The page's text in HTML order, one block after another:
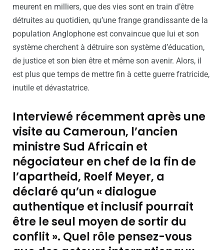
meurent en milliers, que des vies sont en train d’être
détruites au quotidien, qu’une frange grandissante de la
population Anglophone est convaincue que lui et son
système cherchent à détruire son système d’éducation,
de justice et son bien être et même son avenir. Alors, il
est plus que temps de mettre fin à cette guerre fratricide,
inutile et dévastatrice.
Interviewé récemment après une
visite au Cameroun, l’ancien
ministre Sud Africain et
négociateur en chef de la fin de
l’apartheid, Roelf Meyer, a
déclaré qu’un « dialogue
authentique et inclusif pourrait
être le seul moyen de sortir du
conflit ». Quel rôle pensez-vous